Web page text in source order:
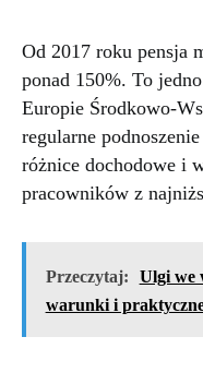
Od 2017 roku pensja
ponad 150%. To
Europie Środkowo-
regularne
różnice dochodowe i
pracowników z
Przeczytaj:
Ulgi we
warunki i